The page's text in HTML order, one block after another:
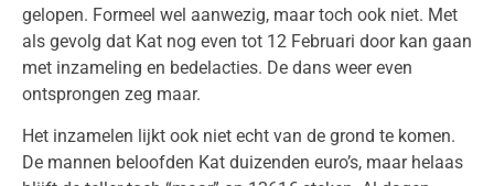
gelopen. Formeel wel aanwezig, maar toch ook niet. Met
als gevolg dat Kat nog even tot 12 Februari door kan gaan
met inzameling en bedelacties. De dans weer even
ontsprongen zeg maar.
Het inzamelen lijkt ook niet echt van de grond te komen.
De mannen beloofden Kat duizenden euro’s, maar helaas